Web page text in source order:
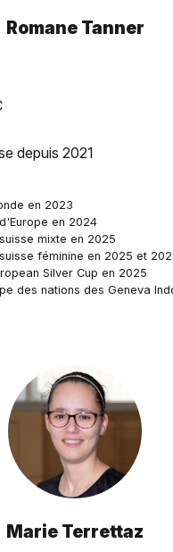
Romane Tanner
depuis 2021
en 2023
en 2024
mixte en 2025
féminine en 2025 et
Silver Cup en 2025
des nations des Geneva
Marie Terrettaz